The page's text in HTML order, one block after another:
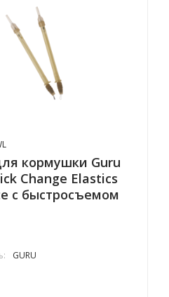
кормушки Guru
Change Elastics
с быстросъемом
GURU